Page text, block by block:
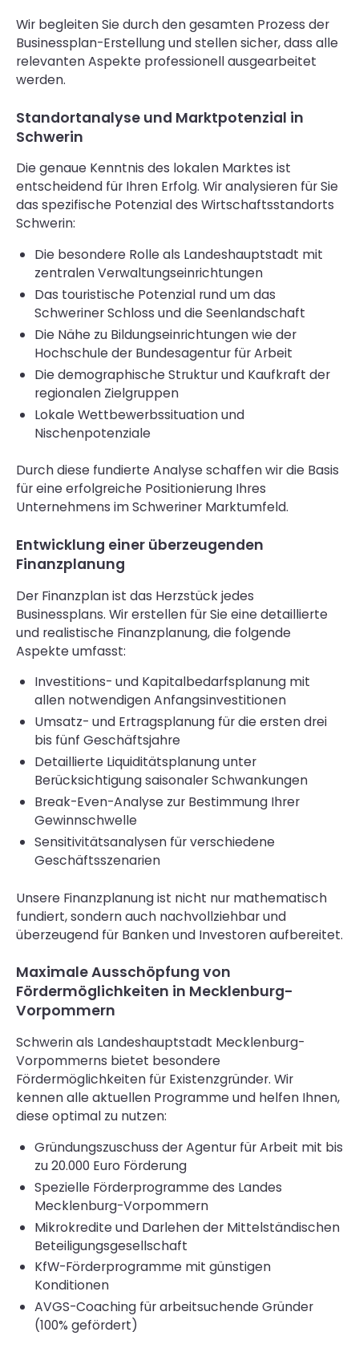
Wir begleiten Sie durch den gesamten Prozess der
Businessplan-Erstellung und stellen sicher, dass alle
relevanten Aspekte professionell ausgearbeitet
werden.
Standortanalyse und Marktpotenzial in
Schwerin
Die genaue Kenntnis des lokalen Marktes ist
entscheidend für Ihren Erfolg. Wir analysieren für Sie
das spezifische Potenzial des Wirtschaftsstandorts
Schwerin:
Die besondere Rolle als Landeshauptstadt mit
zentralen Verwaltungseinrichtungen
Das touristische Potenzial rund um das
Schweriner Schloss und die Seenlandschaft
Die Nähe zu Bildungseinrichtungen wie der
Hochschule der Bundesagentur für Arbeit
Die demographische Struktur und Kaufkraft der
regionalen Zielgruppen
Lokale Wettbewerbssituation und
Nischenpotenziale
Durch diese fundierte Analyse schaffen wir die Basis
für eine erfolgreiche Positionierung Ihres
Unternehmens im Schweriner Marktumfeld.
Entwicklung einer überzeugenden
Finanzplanung
Der Finanzplan ist das Herzstück jedes
Businessplans. Wir erstellen für Sie eine detaillierte
und realistische Finanzplanung, die folgende
Aspekte umfasst:
Investitions- und Kapitalbedarfsplanung mit
allen notwendigen Anfangsinvestitionen
Umsatz- und Ertragsplanung für die ersten drei
bis fünf Geschäftsjahre
Detaillierte Liquiditätsplanung unter
Berücksichtigung saisonaler Schwankungen
Break-Even-Analyse zur Bestimmung Ihrer
Gewinnschwelle
Sensitivitätsanalysen für verschiedene
Geschäftsszenarien
Unsere Finanzplanung ist nicht nur mathematisch
fundiert, sondern auch nachvollziehbar und
überzeugend für Banken und Investoren aufbereitet.
Maximale Ausschöpfung von
Fördermöglichkeiten in Mecklenburg-
Vorpommern
Schwerin als Landeshauptstadt Mecklenburg-
Vorpommerns bietet besondere
Fördermöglichkeiten für Existenzgründer. Wir
kennen alle aktuellen Programme und helfen Ihnen,
diese optimal zu nutzen:
Gründungszuschuss der Agentur für Arbeit mit bis
zu 20.000 Euro Förderung
Spezielle Förderprogramme des Landes
Mecklenburg-Vorpommern
Mikrokredite und Darlehen der Mittelständischen
Beteiligungsgesellschaft
KfW-Förderprogramme mit günstigen
Konditionen
AVGS-Coaching für arbeitsuchende Gründer
(100% gefördert)